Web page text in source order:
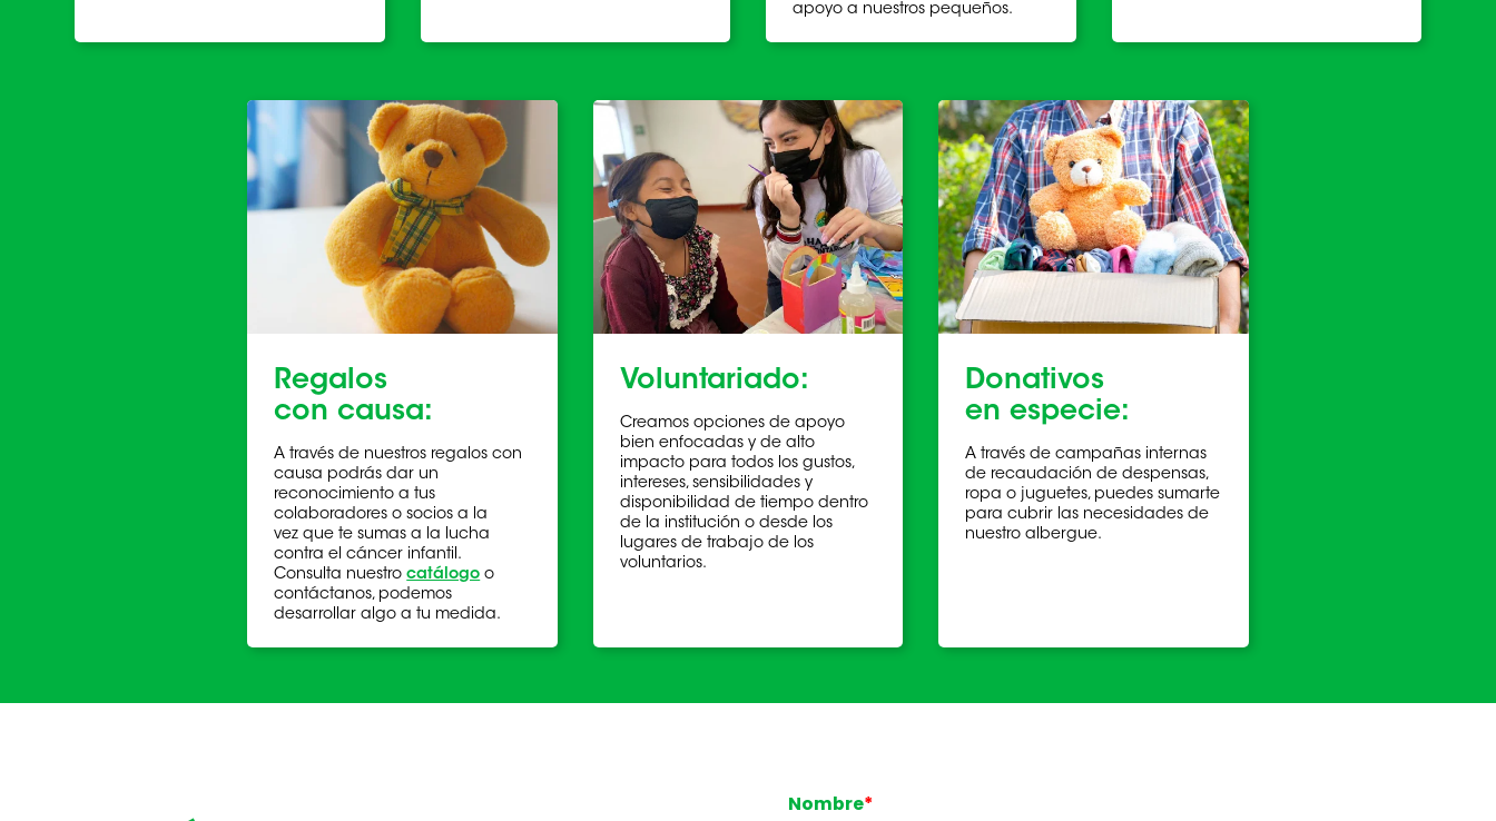
apoyo a nuestros pequeños.
Regalos
con causa:
A través de nuestros regalos con
causa podrás dar un
reconocimiento a tus
colaboradores o socios a la
vez que te sumas a la lucha
contra el cáncer infantil.
Consulta nuestrocatálogo o
contáctanos, podemos
desarrollar algo a tu medida.
Voluntariado:
Creamos opciones de apoyo
bien enfocadas y de alto
impacto para todos los gustos,
intereses, sensibilidades y
disponibilidad de tiempo dentro
de la institución o desde los
lugares de trabajo de los
voluntarios.
Donativos
en especie:
A través de campañas internas
de recaudación de despensas,
ropa o juguetes, puedes sumarte
para cubrir las necesidades de
nuestro albergue.
Nombre*